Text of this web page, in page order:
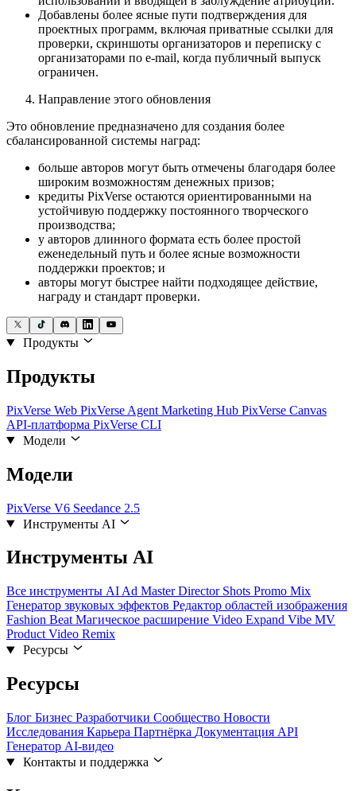
Добавлены более ясные пути подтверждения для
проектных программ, включая приватные ссылки для
проверки, скриншоты организаторов и переписку с
организаторами по e-mail, когда публичный выпуск
ограничен.
Направление этого обновления
Это обновление предназначено для создания более
сбалансированной системы наград:
больше авторов могут быть отмечены благодаря более
широким возможностям денежных призов;
кредиты PixVerse остаются ориентированными на
устойчивую поддержку постоянного творческого
производства;
у авторов длинного формата есть более простой
еженедельный путь и более ясные возможности
поддержки проектов; и
авторы могут быстрее найти подходящее действие,
награду и стандарт проверки.
Продукты
Продукты
PixVerse Web PixVerse Agent Marketing Hub PixVerse Canvas
API-платформа PixVerse CLI
Модели
Модели
PixVerse V6 Seedance 2.5
Инструменты AI
Инструменты AI
Все инструменты AI Ad MasterDirector Shots Promo Mix
Генератор звуковых эффектов Редактор областей изображения
Fashion Beat Магическое расширение Video Expand Vibe MV
Product Video Remix
Ресурсы
Ресурсы
Блог Бизнес Разработчики Сообщество Новости
Исследования Карьера Партнёрка Документация API
Генератор AI-видео
Контакты и поддержка